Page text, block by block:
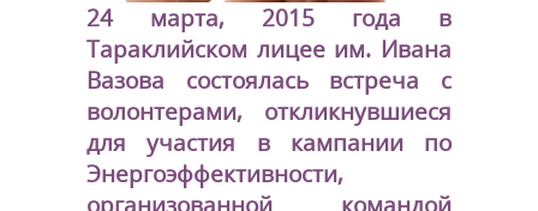
24 марта, 2015 года в
Тараклийском лицее им. Ивана
Вазова состоялась встреча с
волонтерами, откликнувшиеся
для участия в кампании по
Энергоэффективности,
организованной командой